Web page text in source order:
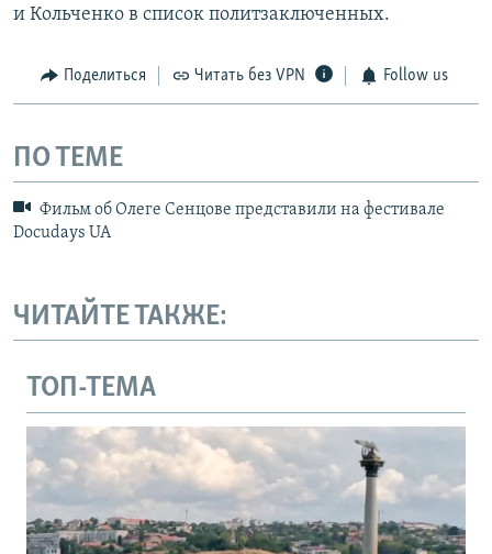
и Кольченко в список политзаключенных.
Поделиться Читать без VPN Follow us
ПО ТЕМЕ
Фильм об Олеге Сенцове представили на фестивале
Docudays UA
ЧИТАЙТЕ ТАКЖЕ:
ТОП-ТЕМА